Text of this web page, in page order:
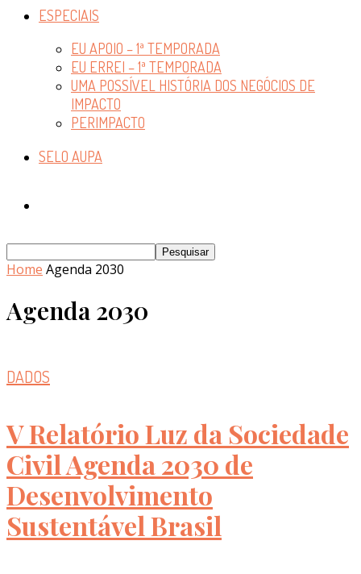
ESPECIAIS
EU APOIO – 1ª TEMPORADA
EU ERREI – 1ª TEMPORADA
UMA POSSÍVEL HISTÓRIA DOS NEGÓCIOS DE
IMPACTO
PERIMPACTO
SELO AUPA
Home Agenda 2030
Agenda 2030
DADOS
V Relatório Luz da Sociedade
Civil Agenda 2030 de
Desenvolvimento
Sustentável Brasil